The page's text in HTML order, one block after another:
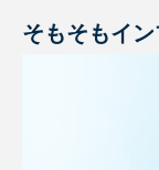
そもそもイ